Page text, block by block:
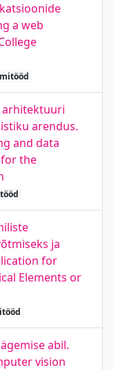
a web
arhitektuuri
arendus.
and data
the
ja
for
Elements or
abil.
vision